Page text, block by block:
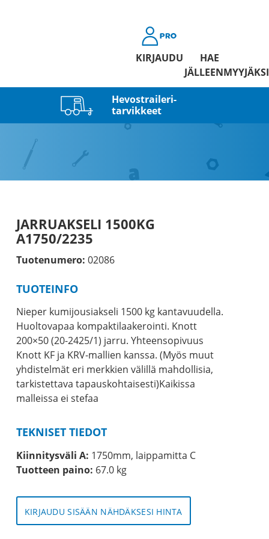
KIRJAUDU
HAE
JÄLLEENMYYJÄKSI
Hevostraileri­
tarvikkeet
JARRUAKSELI 1500KG
A1750/2235
Tuotenumero: 02086
TUOTEINFO
Nieper kumijousiakseli 1500 kg kantavuudella.
Huoltovapaa kompaktilaakerointi. Knott
200×50 (20-2425/1) jarru. Yhteensopivuus
Knott KF ja KRV-mallien kanssa. (Myös muut
yhdistelmät eri merkkien välillä mahdollisia,
tarkistettava tapauskohtaisesti)Kaikissa
malleissa ei stefaa
TEKNISET TIEDOT
Kiinnitysväli A: 1750mm, laippamitta C
Tuotteen paino: 67.0 kg
KIRJAUDU SISÄÄN NÄHDÄKSESI HINTA